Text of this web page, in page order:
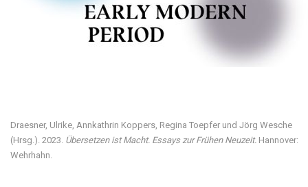
Draesner, Ulrike, Annkathrin Koppers, Regina Toepfer und Jörg Wesche
(Hrsg.). 2023. Übersetzen ist Macht. Essays zur Frühen Neuzeit. Hannover:
Wehrhahn.